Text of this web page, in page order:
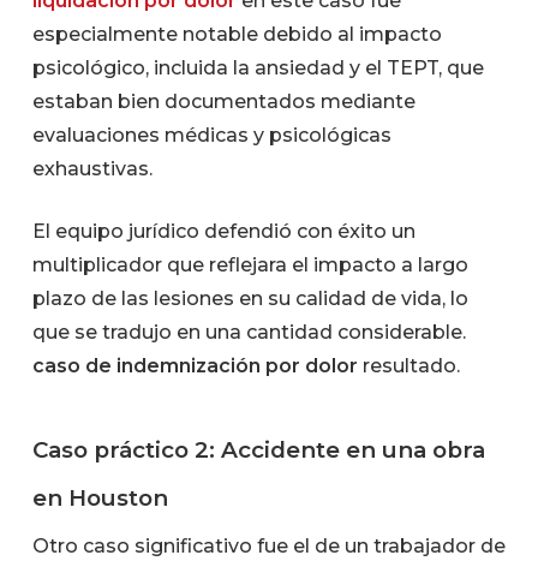
especialmente notable debido al impacto
psicológico, incluida la ansiedad y el TEPT, que
estaban bien documentados mediante
evaluaciones médicas y psicológicas
exhaustivas.
El equipo jurídico defendió con éxito un
multiplicador que reflejara el impacto a largo
plazo de las lesiones en su calidad de vida, lo
que se tradujo en una cantidad considerable.
caso de indemnización por dolor resultado.
Caso práctico 2: Accidente en una obra
en Houston
Otro caso significativo fue el de un trabajador de